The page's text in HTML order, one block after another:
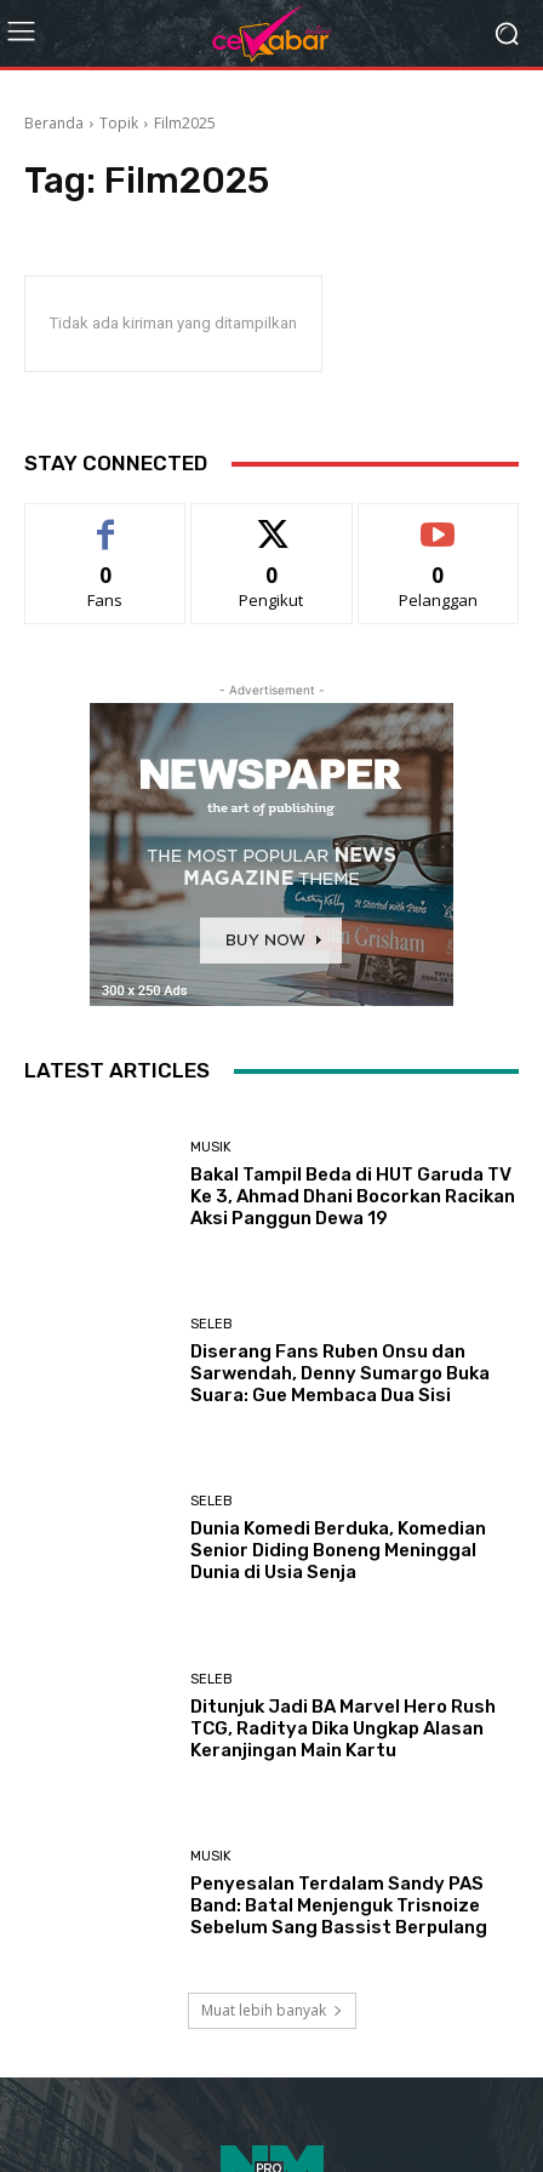
Beranda Topik Film2025
Tag: Film2025
Tidak ada kiriman yang ditampilkan
STAY CONNECTED
0
Fans
0
Pengikut
0
Pelanggan
- Advertisement -
LATEST ARTICLES
MUSIK
Bakal Tampil Beda di HUT Garuda TV
Ke 3, Ahmad Dhani Bocorkan Racikan
Aksi Panggun Dewa 19
SELEB
Diserang Fans Ruben Onsu dan
Sarwendah, Denny Sumargo Buka
Suara: Gue Membaca Dua Sisi
SELEB
Dunia Komedi Berduka, Komedian
Senior Diding Boneng Meninggal
Dunia di Usia Senja
SELEB
Ditunjuk Jadi BA Marvel Hero Rush
TCG, Raditya Dika Ungkap Alasan
Keranjingan Main Kartu
MUSIK
Penyesalan Terdalam Sandy PAS
Band: Batal Menjenguk Trisnoize
Sebelum Sang Bassist Berpulang ​
Muat lebih banyak